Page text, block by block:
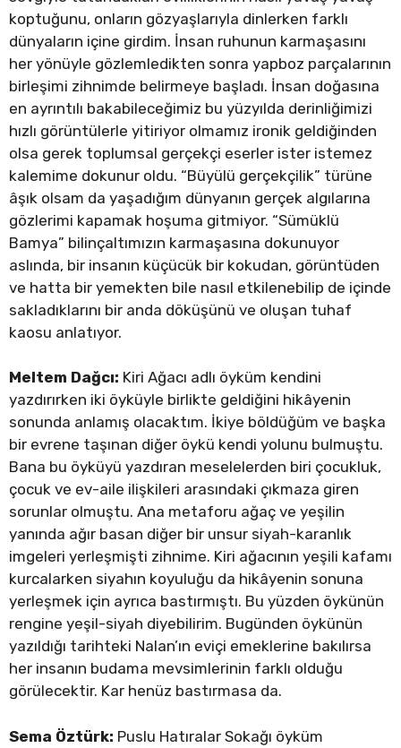
koptuğunu, onların gözyaşlarıyla dinlerken farklı
dünyaların içine girdim. İnsan ruhunun karmaşasını
her yönüyle gözlemledikten sonra yapboz parçalarının
birleşimi zihnimde belirmeye başladı. İnsan doğasına
en ayrıntılı bakabileceğimiz bu yüzyılda derinliğimizi
hızlı görüntülerle yitiriyor olmamız ironik geldiğinden
olsa gerek toplumsal gerçekçi eserler ister istemez
kalemime dokunur oldu. “Büyülü gerçekçilik” türüne
âşık olsam da yaşadığım dünyanın gerçek algılarına
gözlerimi kapamak hoşuma gitmiyor. “Sümüklü
Bamya” bilinçaltımızın karmaşasına dokunuyor
aslında, bir insanın küçücük bir kokudan, görüntüden
ve hatta bir yemekten bile nasıl etkilenebilip de içinde
sakladıklarını bir anda döküşünü ve oluşan tuhaf
kaosu anlatıyor.
Meltem Dağcı: Kiri Ağacı adlı öyküm kendini
yazdırırken iki öyküyle birlikte geldiğini hikâyenin
sonunda anlamış olacaktım. İkiye böldüğüm ve başka
bir evrene taşınan diğer öykü kendi yolunu bulmuştu.
Bana bu öyküyü yazdıran meselelerden biri çocukluk,
çocuk ve ev-aile ilişkileri arasındaki çıkmaza giren
sorunlar olmuştu. Ana metaforu ağaç ve yeşilin
yanında ağır basan diğer bir unsur siyah-karanlık
imgeleri yerleşmişti zihnime. Kiri ağacının yeşili kafamı
kurcalarken siyahın koyuluğu da hikâyenin sonuna
yerleşmek için ayrıca bastırmıştı. Bu yüzden öykünün
rengine yeşil-siyah diyebilirim. Bugünden öykünün
yazıldığı tarihteki Nalan’ın eviçi emeklerine bakılırsa
her insanın budama mevsimlerinin farklı olduğu
görülecektir. Kar henüz bastırmasa da.
Sema Öztürk: Puslu Hatıralar Sokağı öyküm